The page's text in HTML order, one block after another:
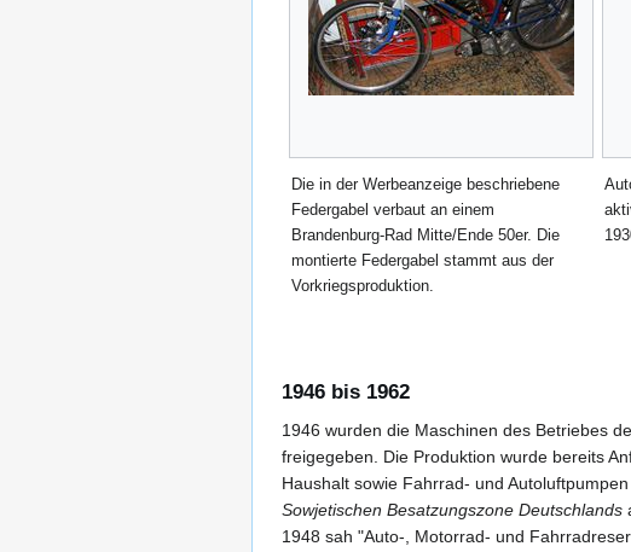
Die in der Werbeanzeige beschriebene
Federgabel verbaut an einem
Brandenburg-Rad Mitte/Ende 50er. Die
montierte Federgabel stammt aus der
Vorkriegsproduktion.
1946 bis 1962
1946 wurden die Maschinen des Betriebes
freigegeben. Die Produktion wurde bereits
Haushalt sowie Fahrrad- und
Sowjetischen Besatzungszone Deutschlands
1948 sah "Auto-, Motorrad- und